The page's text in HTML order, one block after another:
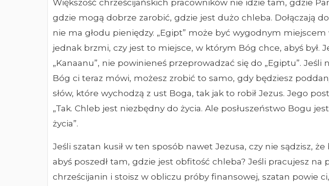
Większość chrześcijańskich pracowników nie idzie tam, gdzie
gdzie mogą dobrze zarobić, gdzie jest dużo chleba. Dołączają
nie ma głodu pieniędzy. „Egipt” może być wygodnym miejscem
jednak brzmi, czy jest to miejsce, w którym Bóg chce, abyś był.
„Kanaanu”, nie powinieneś przeprowadzać się do „Egiptu”. Jeśli
Bóg ci teraz mówi, możesz zrobić to samo, gdy będziesz
słów, które wychodzą z ust Boga, tak jak to robił Jezus. Jego
„Tak. Chleb jest niezbędny do życia. Ale posłuszeństwo Bogu
życia”.
Jeśli szatan kusił w ten sposób nawet Jezusa, czy nie sądzisz, że
abyś poszedł tam, gdzie jest obfitość chleba? Jeśli pracujesz na
chrześcijanin i stoisz w obliczu próby finansowej, szatan powie